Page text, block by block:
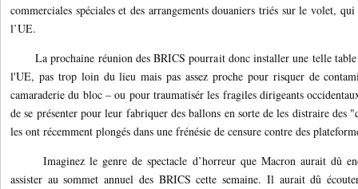
commerciales spéciales et des arrangements douaniers triés sur le volet,
l’UE.
La prochaine réunion des BRICS pourrait donc installer une telle table
l'UE, pas trop loin du lieu mais pas assez proche pour risquer de
camaraderie du bloc – ou pour traumatisér les fragiles dirigeants
de se présenter pour leur fabriquer des ballons en sorte de les distraire des
les ont récemment plongés dans une frénésie de censure contre des
Imaginez le genre de spectacle d’horreur que Macron aurait dû
assister au sommet annuel des BRICS cette semaine. Il aurait dû